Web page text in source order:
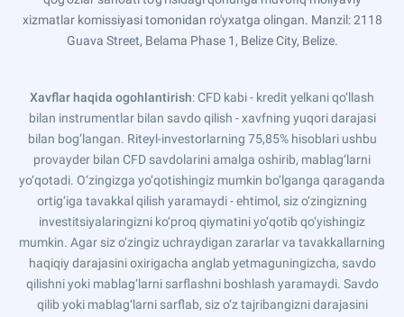
xizmatlar komissiyasi tomonidan ro'yxatga olingan. Manzil: 2118
Guava Street, Belama Phase 1, Belize City, Belize.
Xavflar haqida ogohlantirish: CFD kabi - kredit yelkani qo‘llash
bilan instrumentlar bilan savdo qilish - xavfning yuqori darajasi
bilan bog‘langan. Riteyl-investorlarning 75,85% hisoblari ushbu
provayder bilan CFD savdolarini amalga oshirib, mablag‘larni
yo‘qotadi. O‘zingizga yo‘qotishingiz mumkin bo‘lganga qaraganda
ortig‘iga tavakkal qilish yaramaydi - ehtimol, siz o‘zingizning
investitsiyalaringizni ko‘proq qiymatini yo‘qotib qo‘yishingiz
mumkin. Agar siz o‘zingiz uchraydigan zararlar va tavakkallarning
haqiqiy darajasini oxirigacha anglab yetmaguningizcha, savdo
qilishni yoki mablag‘larni sarflashni boshlash yaramaydi. Savdo
qilib yoki mablag‘larni sarflab, siz o‘z tajribangizni darajasini